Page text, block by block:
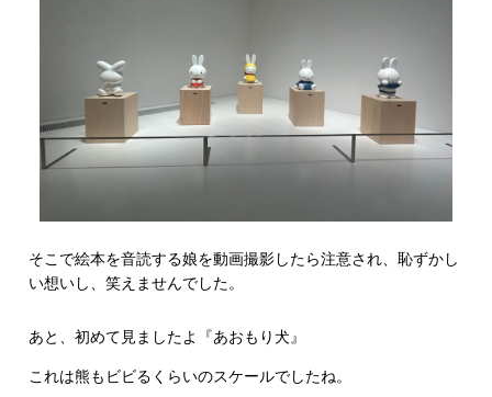
そこで絵本を音読する娘を動画撮影したら注意され、恥ずかし
い想いし、笑えませんでした。
あと、初めて見ましたよ『あおもり犬』
これは熊もビビるくらいのスケールでしたね。